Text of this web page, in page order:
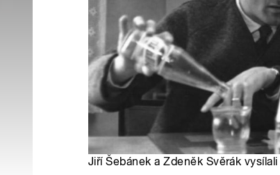
Jiří Šebánek a Zdeněk Svěrák